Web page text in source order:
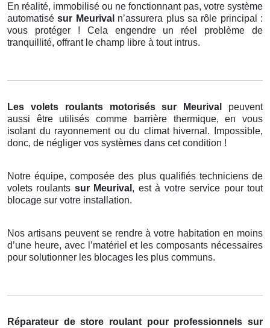
En réalité, immobilisé ou ne fonctionnant pas, votre système
automatisésur Meurival n’assurera plus sa rôle principal :
vous protéger ! Cela engendre un réel problème de
tranquillité, offrant le champ libre à tout intrus.
Les volets roulants motorisés sur Meurival peuvent
aussi être utilisés comme barrière thermique, en vous
isolant du rayonnement ou du climat hivernal. Impossible,
donc, de négliger vos systèmes dans cet condition !
Notre équipe, composée des plus qualifiés techniciens de
volets roulants sur Meurival , est à votre service pour tout
blocage sur votre installation.
Nos artisans peuvent se rendre à votre habitation en moins
d’une heure, avec l’matériel et les composants nécessaires
pour solutionner les blocages les plus communs.
Réparateur de store roulant pour professionnels sur